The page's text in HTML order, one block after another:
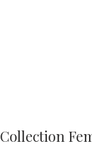
Collection